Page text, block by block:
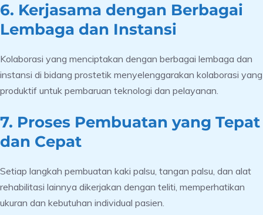
6. Kerjasama dengan Berbagai
Lembaga dan Instansi
Kolaborasi yang menciptakan dengan berbagai lembaga dan
instansi di bidang prostetik menyelenggarakan kolaborasi yang
produktif untuk pembaruan teknologi dan pelayanan.
7. Proses Pembuatan yang Tepat
dan Cepat
Setiap langkah pembuatan kaki palsu, tangan palsu, dan alat
rehabilitasi lainnya dikerjakan dengan teliti, memperhatikan
ukuran dan kebutuhan individual pasien.